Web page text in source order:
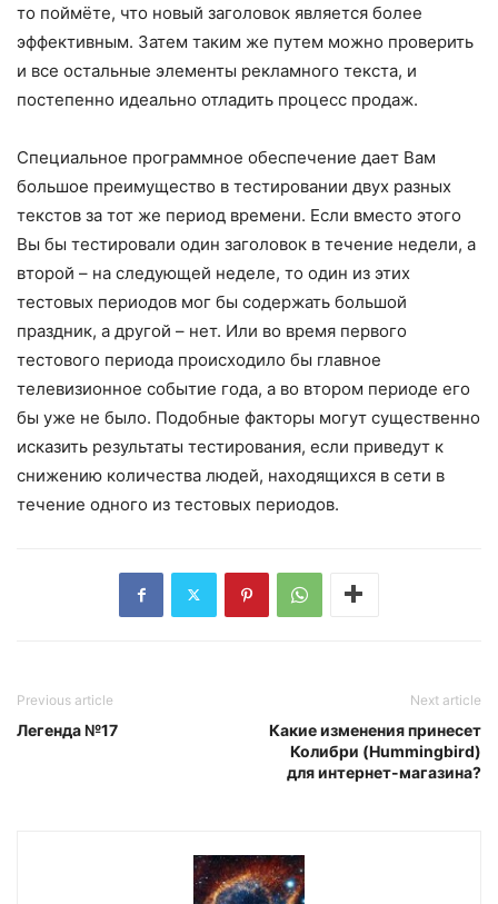
то поймёте, что новый заголовок является более
эффективным. Затем таким же путем можно проверить
и все остальные элементы рекламного текста, и
постепенно идеально отладить процесс продаж.
Специальное программное обеспечение дает Вам
большое преимущество в тестировании двух разных
текстов за тот же период времени. Если вместо этого
Вы бы тестировали один заголовок в течение недели, а
второй – на следующей неделе, то один из этих
тестовых периодов мог бы содержать большой
праздник, а другой – нет. Или во время первого
тестового периода происходило бы главное
телевизионное событие года, а во втором периоде его
бы уже не было. Подобные факторы могут существенно
исказить результаты тестирования, если приведут к
снижению количества людей, находящихся в сети в
течение одного из тестовых периодов.
Previous article
Легенда №17
Next article
Какие изменения принесет
Колибри (Hummingbird)
для интернет-магазина?